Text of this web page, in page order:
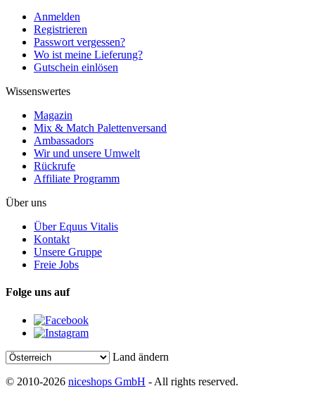
Anmelden
Registrieren
Passwort vergessen?
Wo ist meine Lieferung?
Gutschein einlösen
Wissenswertes
Magazin
Mix & Match Palettenversand
Ambassadors
Wir und unsere Umwelt
Rückrufe
Affiliate Programm
Über uns
Über Equus Vitalis
Kontakt
Unsere Gruppe
Freie Jobs
Folge uns auf
Land ändern
© 2010-2026 niceshops GmbH - All rights reserved.